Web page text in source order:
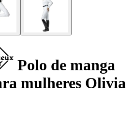
Polo de manga
mulheres Olivia